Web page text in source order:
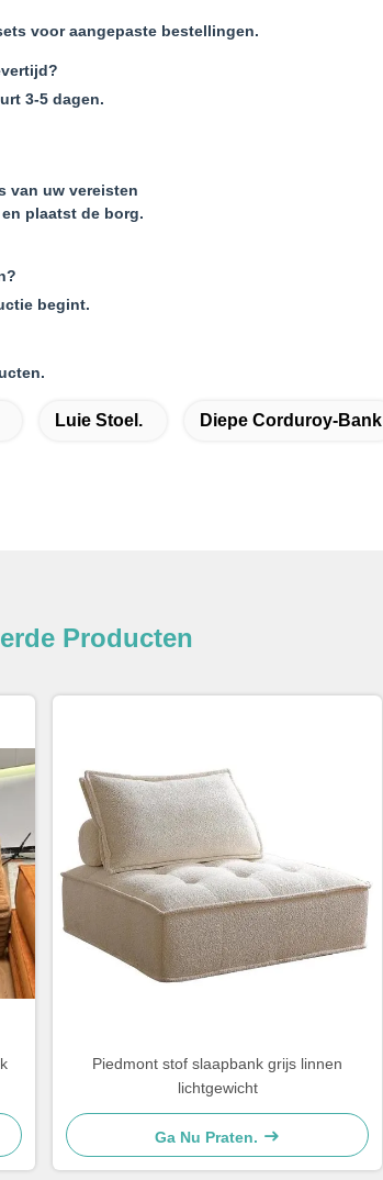
voor aangepaste bestellingen.
3-5 dagen.
van uw vereisten
plaatst de borg.
begint.
Luie Stoel. Diepe Corduroy-Bank
Producten
Piedmont stof slaapbank grijs linnen
lichtgewicht
Ga Nu Praten.